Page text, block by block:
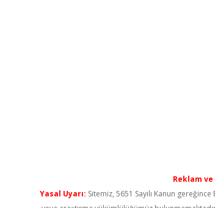
Reklam
Yasal Uyarı: Sitemiz, 5651 Sayılı Kanun